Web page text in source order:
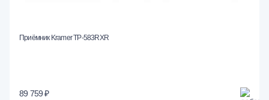
Приёмник Kramer TP-583RXR
89 759 ₽